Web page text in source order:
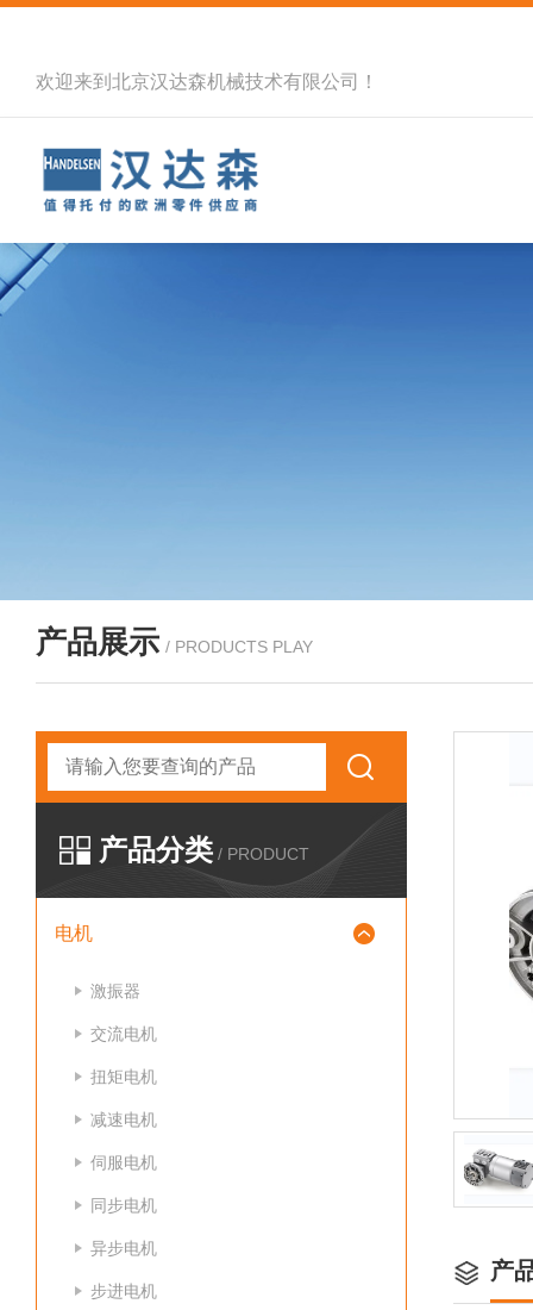
欢迎来到北京汉达森机械技术有限公司！
产品展示 / PRODUCTS PLAY
产品分类 / PRODUCT
电机
激振器
交流电机
扭矩电机
减速电机
伺服电机
同步电机
异步电机
步进电机
产